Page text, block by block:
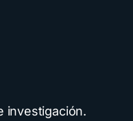
investigación.